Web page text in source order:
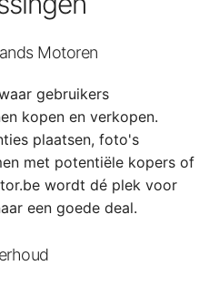
Motoren
gebruikers
kopen en verkopen.
plaatsen, foto's
met potentiële kopers of
wordt dé plek voor
een goede deal.